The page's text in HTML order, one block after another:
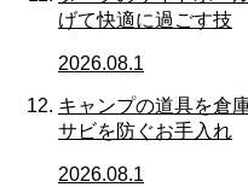
げて快適に過ごす技
2026.08.1
キャンプの道具を倉
サビを防ぐお手入れ
2026.08.1